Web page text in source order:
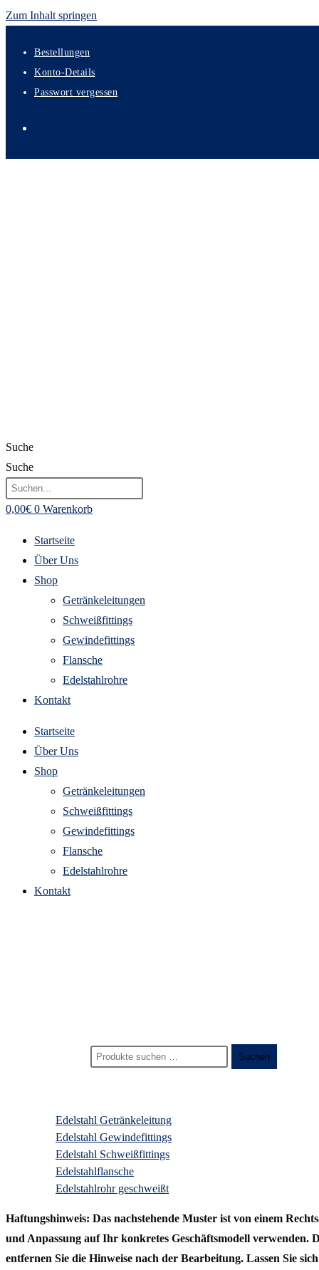
Zum Inhalt springen
Bestellungen
Konto-Details
Passwort vergessen
Suche
Suche
0,00€ 0 Warenkorb
Startseite
Über Uns
Shop
Getränkeleitungen
Schweißfittings
Gewindefittings
Flansche
Edelstahlrohre
Kontakt
Startseite
Über Uns
Shop
Getränkeleitungen
Schweißfittings
Gewindefittings
Flansche
Edelstahlrohre
Kontakt
Suchen
Edelstahl Getränkeleitung
Edelstahl Gewindefittings
Edelstahl Schweißfittings
Edelstahlflansche
Edelstahlrohr geschweißt
Haftungshinweis: Das nachstehende Muster ist von einem
und Anpassung auf Ihr konkretes Geschäftsmodell verwenden.
entfernen Sie die Hinweise nach der Bearbeitung. Lassen Sie